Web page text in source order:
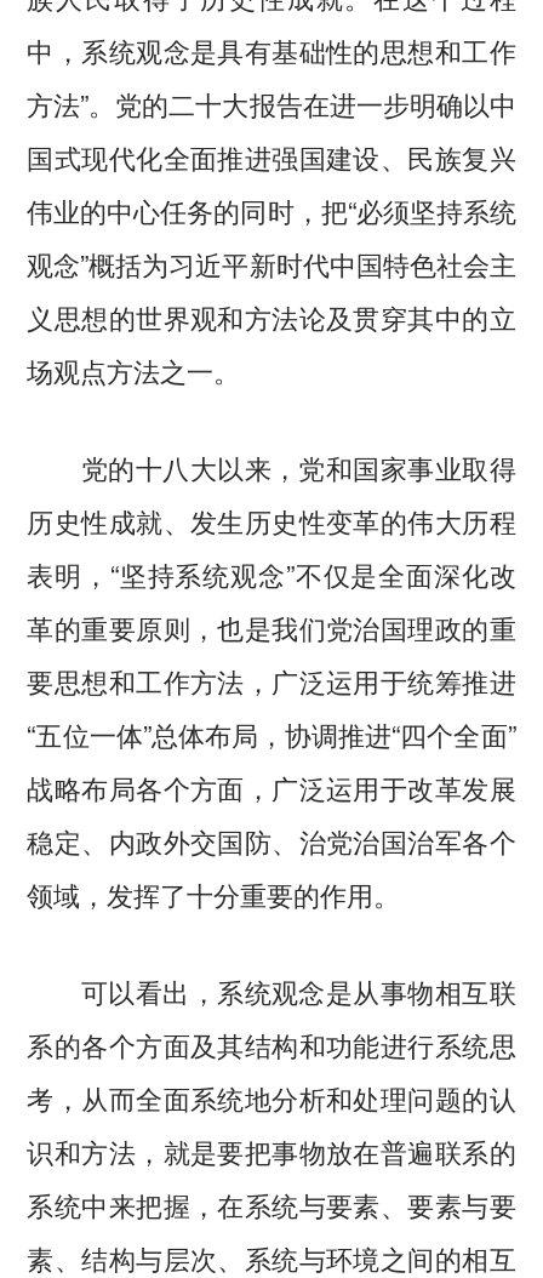
中，系统观念是具有基础性的思想和工作
方法”。党的二十大报告在进一步明确以中
国式现代化全面推进强国建设、民族复兴
伟业的中心任务的同时，把“必须坚持系统
观念”概括为习近平新时代中国特色社会主
义思想的世界观和方法论及贯穿其中的立
场观点方法之一。
党的十八大以来，党和国家事业取得
历史性成就、发生历史性变革的伟大历程
表明，“坚持系统观念”不仅是全面深化改
革的重要原则，也是我们党治国理政的重
要思想和工作方法，广泛运用于统筹推进
“五位一体”总体布局，协调推进“四个全面”
战略布局各个方面，广泛运用于改革发展
稳定、内政外交国防、治党治国治军各个
领域，发挥了十分重要的作用。
可以看出，系统观念是从事物相互联
系的各个方面及其结构和功能进行系统思
考，从而全面系统地分析和处理问题的认
识和方法，就是要把事物放在普遍联系的
系统中来把握，在系统与要素、要素与要
素、结构与层次、系统与环境之间的相互